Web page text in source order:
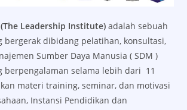
(The Leadership Institute)adalah sebuah
bergerak dibidang pelatihan, konsultasi,
Sumber Daya Manusia ( SDM )
berpengalaman selama lebih dari 11
materi training, seminar, dan motivasi
Instansi Pendidikan dan